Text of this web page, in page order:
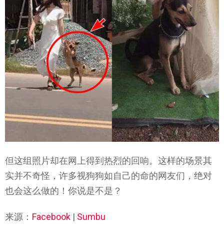
但这组照片却在网上得到热烈的回响。这样的场景其
实并不奇怪，许多视狗狗如自己的命的网友们，绝对
也会这么做的！你说是不是？
来源： Facebook | Sumbu